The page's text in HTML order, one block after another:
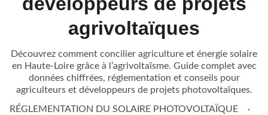
agrivoltaïques
Découvrez comment concilier agriculture et énergie solaire
en Haute-Loire grâce à l’agrivoltaïsme. Guide complet avec
données chiffrées, réglementation et conseils pour
agriculteurs et développeurs de projets photovoltaïques.
RÉGLEMENTATION DU SOLAIRE PHOTOVOLTAÏQUE